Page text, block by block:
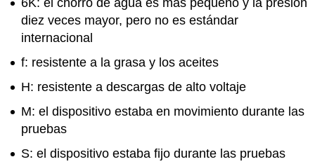
diez veces mayor, pero no es estándar
internacional
f: resistente a la grasa y los aceites
H: resistente a descargas de alto voltaje
M: el dispositivo estaba en movimiento durante las
pruebas
S: el dispositivo estaba fijo durante las pruebas